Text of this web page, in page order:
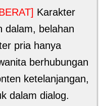
Karakter
dalam, belahan
pria hanya
berhubungan
ketelanjangan,
dalam dialog.